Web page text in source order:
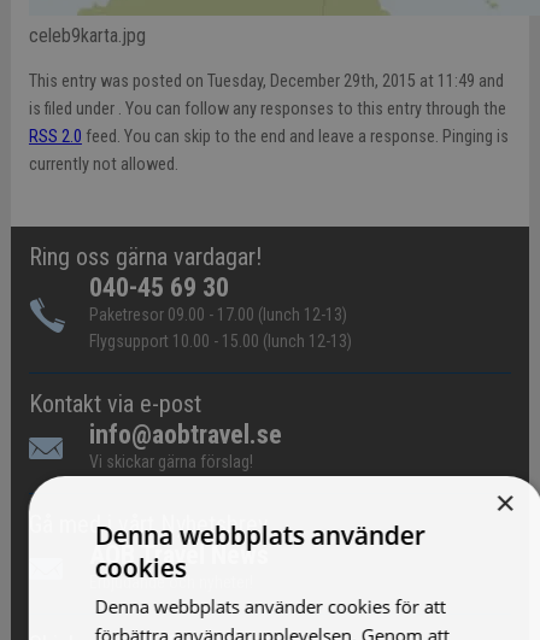
celeb9karta.jpg
This entry was posted on Tuesday, December 29th, 2015 at 11:49 and
is filed under . You can follow any responses to this entry through the
RSS 2.0 feed. You can skip to the end and leave a response. Pinging is
currently not allowed.
Ring oss gärna vardagar!
040-45 69 30
Paketresor 09.00 - 17.00 (lunch 12-13)
Flygsupport 10.00 - 15.00 (lunch 12-13)
Kontakt via e-post
info@aobtravel.se
Vi skickar gärna förslag!
Gå med i vårt Nyhetsbrev
AOB Travel News
Erbjudande och nyheter!
×
Denna webbplats använder
cookies
Denna webbplats använder cookies för att
förbättra användarupplevelsen. Genom att